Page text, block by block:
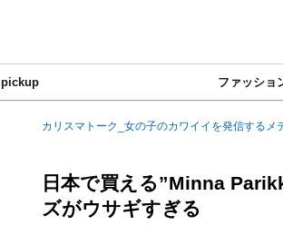
pickup ファッショ
カリスマトーク_女の子のカワイイを発信するメ
日本で買える”Minna
ズがウサギすぎる